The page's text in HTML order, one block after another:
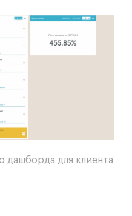
дашборда для клиента